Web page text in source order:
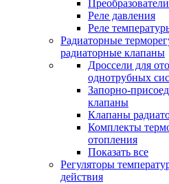
Реле давления
Реле
Радиаторные
радиаторные клапаны
Дроссели для
однотрубных
Запорно-
клапаны
Клапаны
Комплекты
отопления
Показать все
Регуляторы
действия